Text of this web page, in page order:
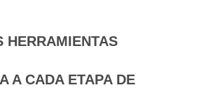
HERRAMIENTAS
A CADA ETAPA DE